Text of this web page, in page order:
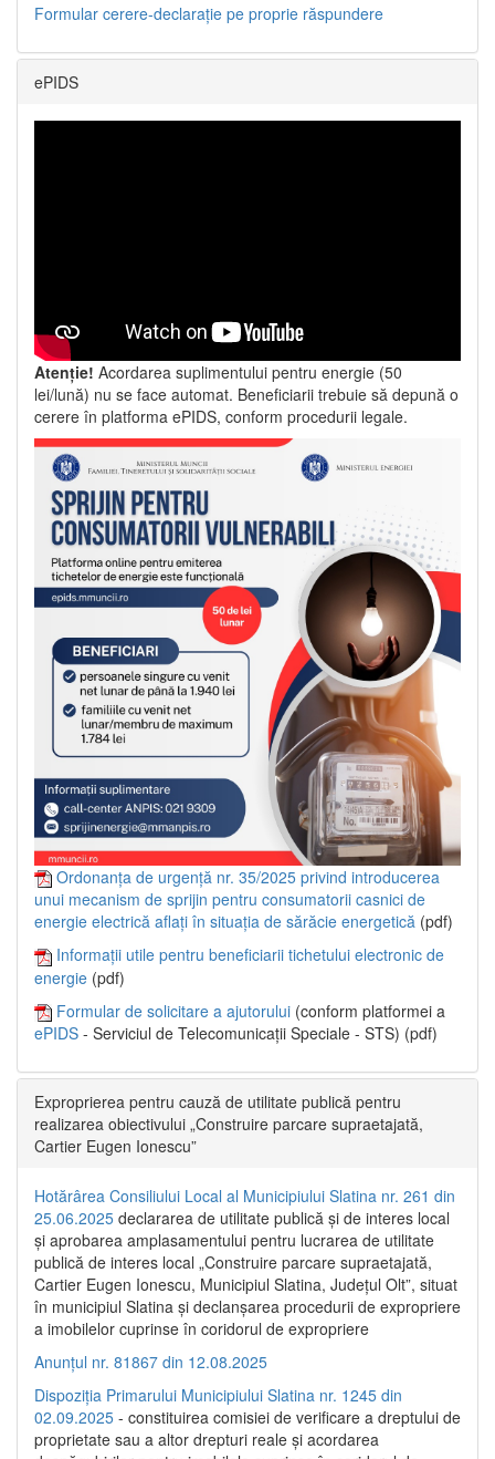
Formular cerere-declarație pe proprie răspundere
ePIDS
Atenție! Acordarea suplimentului pentru energie (50
lei/lună) nu se face automat. Beneficiarii trebuie să depună o
cerere în platforma ePIDS, conform procedurii legale.
Ordonanța de urgență nr. 35/2025 privind introducerea
unui mecanism de sprijin pentru consumatorii casnici de
energie electrică aflați în situația de sărăcie energetică (pdf)
Informații utile pentru beneficiarii tichetului electronic de
energie (pdf)
Formular de solicitare a ajutorului (conform platformei a
ePIDS - Serviciul de Telecomunicații Speciale - STS) (pdf)
Exproprierea pentru cauză de utilitate publică pentru
realizarea obiectivului „Construire parcare supraetajată,
Cartier Eugen Ionescu”
Hotărârea Consiliului Local al Municipiului Slatina nr. 261 din
25.06.2025 declararea de utilitate publică și de interes local
și aprobarea amplasamentului pentru lucrarea de utilitate
publică de interes local „Construire parcare supraetajată,
Cartier Eugen Ionescu, Municipiul Slatina, Județul Olt”, situat
în municipiul Slatina și declanșarea procedurii de expropriere
a imobilelor cuprinse în coridorul de expropriere
Anunțul nr. 81867 din 12.08.2025
Dispoziția Primarului Municipiului Slatina nr. 1245 din
02.09.2025 - constituirea comisiei de verificare a dreptului de
proprietate sau a altor drepturi reale și acordarea